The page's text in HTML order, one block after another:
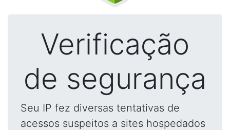
Verificação
de segurança
Seu IP fez diversas tentativas de
acessos suspeitos a sites hospedados